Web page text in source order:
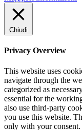
Chiudi
Privacy Overview
This website uses
navigate through the
categorized as
essential for the
also use third-party
you use this website.
only with your consent.